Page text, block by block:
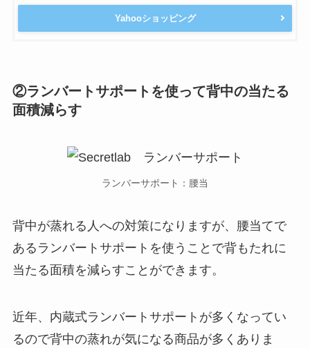
Yahooショッピング
②ランバートサポートを使って背中の当たる
面積減らす
ランバーサポート：腰当
背中が蒸れる人への対策になりますが、腰当てで
あるランバートサポートを使うことで背もたれに
当たる面積を減らすことができます。
近年、内蔵式ランバートサポートが多くなってい
るので背中の蒸れが気になる商品が多くありま